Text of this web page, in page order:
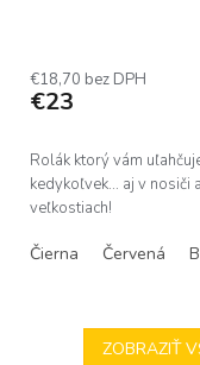
produktu
je
z
5
hviezdičiek.
€18,70 bez DPH
€23
Rolák ktorý vám
kedykoľvek... aj v nosiči
veľkostiach!
Čierna Červená
ZOBRAZIŤ